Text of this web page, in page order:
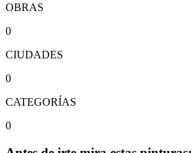
OBRAS
0
CIUDADES
0
CATEGORÍAS
0